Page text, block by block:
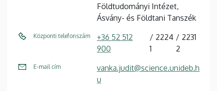
Földtudományi Intézet,
Ásvány- és Földtani Tanszék
Központi telefonszám
+36 52 512
900
2224
1
2231
2
E-mail cím
vanka.judit@science.unideb.h
u